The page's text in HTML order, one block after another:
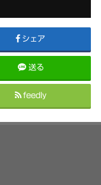
シェア
送る
feedly